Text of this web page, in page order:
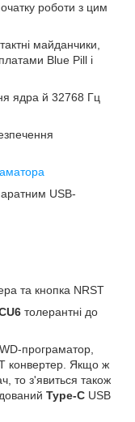
роботи з цим
майданчики,
Blue Pill і
ядра й 32768 Гц
USB-
та кнопка NRST
толерантні до
програматор,
конвертер. Якщо ж
то з'явиться також
Type-C USB